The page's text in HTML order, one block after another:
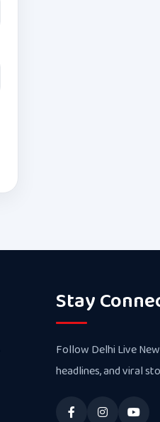
Stay
Follow Delhi Live
headlines, and viral